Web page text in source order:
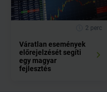
2 perc
Váratlan események
előrejelzését segíti
egy magyar
fejlesztés